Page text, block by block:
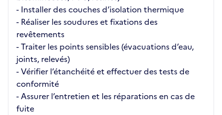
- Installer des couches d’isolation thermique
- Réaliser les soudures et fixations des
revêtements
- Traiter les points sensibles (évacuations d’eau,
joints, relevés)
- Vérifier l’étanchéité et effectuer des tests de
conformité
- Assurer l’entretien et les réparations en cas de
fuite